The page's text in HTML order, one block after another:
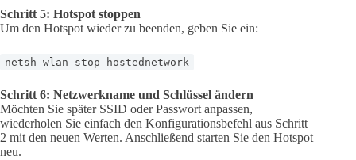
Schritt 5: Hotspot stoppen
Um den Hotspot wieder zu beenden, geben Sie ein:
netsh wlan stop hostednetwork
Schritt 6: Netzwerkname und Schlüssel ändern
Möchten Sie später SSID oder Passwort anpassen,
wiederholen Sie einfach den Konfigurationsbefehl aus Schritt
2 mit den neuen Werten. Anschließend starten Sie den Hotspot
neu.